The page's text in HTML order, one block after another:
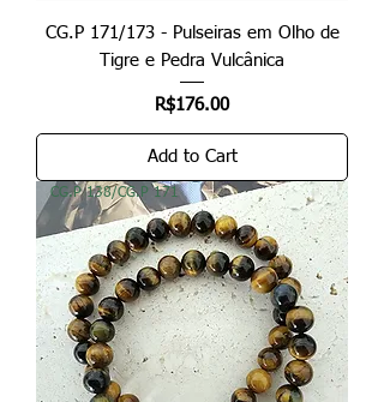
CG.P 171/173 - Pulseiras em Olho de
Tigre e Pedra Vulcânica
Price
R$176.00
Add to Cart
CG.P 138/CG.P 171